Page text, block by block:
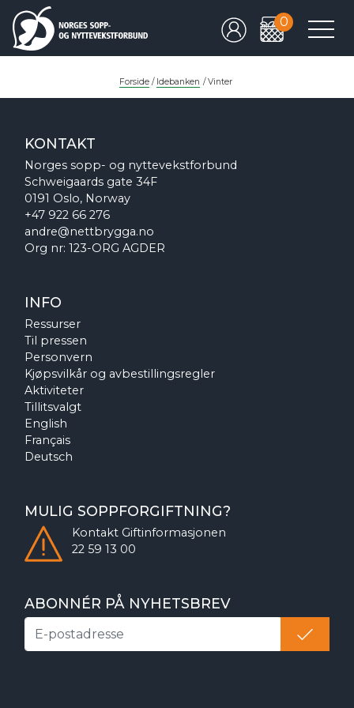
0
Forside / Idebanken / Vinter
KONTAKT
Norges sopp- og nyttevekstforbund
Schweigaards gate 34F
0191 Oslo, Norway
+47 922 66 276
andre@nettbrygga.no
Org nr: 123-ORG AGDER
INFO
Ressurser
Til pressen
Personvern
Kjøpsvilkår og avbestillingsregler
Aktiviteter
Tillitsvalgt
English
Français
Deutsch
MULIG SOPPFORGIFTNING?
Kontakt Giftinformasjonen
22 59 13 00
ABONNÉR PÅ NYHETSBREV